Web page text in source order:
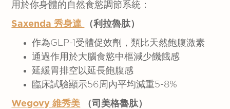
用於你身體的自然食慾調節系統：
Saxenda秀身達 （利拉魯肽）
作為GLP-1受體促效劑，類比天然飽腹激素
通過作用於大腦食慾中樞減少饑餓感
延緩胃排空以延長飽腹感
臨床試驗顯示56周內平均減重5-8%
Wegovy 維秀美 （司美格魯肽）